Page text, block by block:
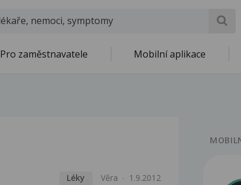
Pro zaměstnavatele Mobilní aplikace
Léky Věra 1.9.2012